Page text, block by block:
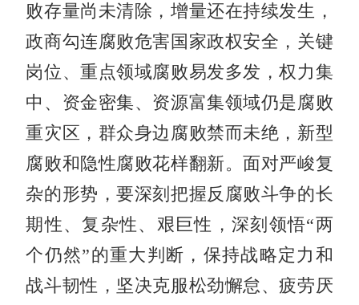
败存量尚未清除，增量还在持续发生，
政商勾连腐败危害国家政权安全，关键
岗位、重点领域腐败易发多发，权力集
中、资金密集、资源富集领域仍是腐败
重灾区，群众身边腐败禁而未绝，新型
腐败和隐性腐败花样翻新。面对严峻复
杂的形势，要深刻把握反腐败斗争的长
期性、复杂性、艰巨性，深刻领悟“两
个仍然”的重大判断，保持战略定力和
战斗韧性，坚决克服松劲懈怠、疲劳厌